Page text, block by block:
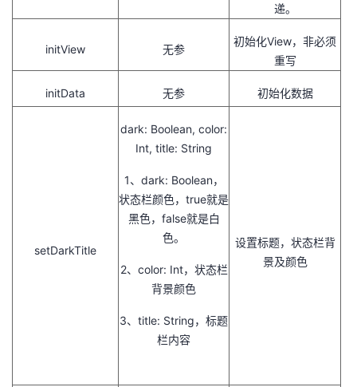
递。
initView 无参
初始化View，非必须
重写
initData 无参 初始化数据
setDarkTitle
dark: Boolean, color:
Int, title: String
1、dark: Boolean，
状态栏颜色，true就是
黑色，false就是白
色。
2、color: Int，状态栏
背景颜色
3、title: String，标题
栏内容
设置标题，状态栏背
景及颜色